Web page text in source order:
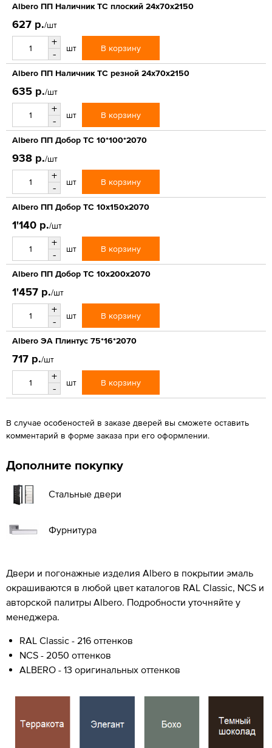
Albero ПП Наличник ТС плоский 24х70х2150
627 р./шт
+
-
шт В корзину
Albero ПП Наличник ТС резной 24х70х2150
635 р./шт
+
-
шт В корзину
Albero ПП Добор ТС 10*100*2070
938 р./шт
+
-
шт В корзину
Albero ПП Добор ТС 10х150х2070
1'140 р./шт
+
-
шт В корзину
Albero ПП Добор ТС 10х200х2070
1'457 р./шт
+
-
шт В корзину
Albero ЭА Плинтус 75*16*2070
717 р./шт
+
-
шт В корзину
В случае особеностей в заказе дверей вы сможете оставить
комментарий в форме заказа при его оформлении.
Дополните покупку
Стальные двери
Фурнитура
Двери и погонажные изделия Albero в покрытии эмаль
окрашиваются в любой цвет каталогов RAL Classic, NCS и
авторской палитры Albero. Подробности уточняйте у
менеджера.
RAL Classic - 216 оттенков
NCS - 2050 оттенков
ALBERO - 13 оригинальных оттенков